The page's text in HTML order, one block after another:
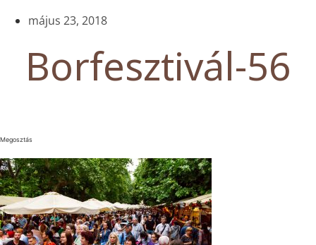
május 23, 2018
Borfesztivál-56
Megosztás